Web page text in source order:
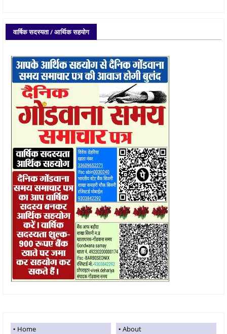
वार्षिक सदस्यता / आर्थिक सहयोग
Home
About